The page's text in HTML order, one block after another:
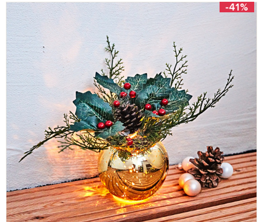
-41%